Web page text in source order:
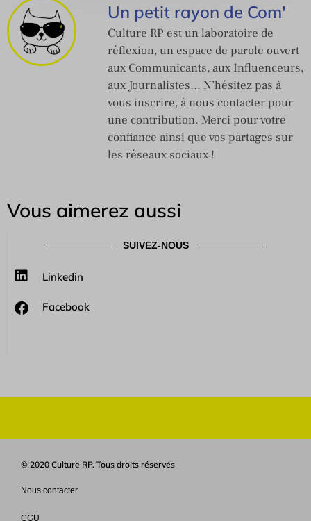
Un petit rayon de Com'
Culture RP est un laboratoire de
réflexion, un espace de parole ouvert
aux Communicants, aux Influenceurs,
aux Journalistes… N’hésitez pas à
vous inscrire, à nous contacter pour
une contribution. Merci pour votre
confiance ainsi que vos partages sur
les réseaux sociaux !
Vous aimerez aussi
SUIVEZ-NOUS
Linkedin
Facebook
© 2020 Culture RP. Tous droits réservés
Nous contacter
CGU